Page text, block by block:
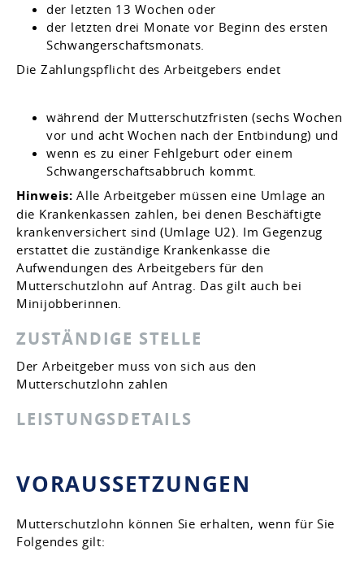
der letzten 13 Wochen oder
der letzten drei Monate vor Beginn des ersten
Schwangerschaftsmonats.
Die Zahlungspflicht des Arbeitgebers endet
während der Mutterschutzfristen (sechs Wochen
vor und acht Wochen nach der Entbindung) und
wenn es zu einer Fehlgeburt oder einem
Schwangerschaftsabbruch kommt.
Hinweis: Alle Arbeitgeber müssen eine Umlage an
die Krankenkassen zahlen, bei denen Beschäftigte
krankenversichert sind (Umlage U2). Im Gegenzug
erstattet die zuständige Krankenkasse die
Aufwendungen des Arbeitgebers für den
Mutterschutzlohn auf Antrag. Das gilt auch bei
Minijobberinnen.
ZUSTÄNDIGE STELLE
Der Arbeitgeber muss von sich aus den
Mutterschutzlohn zahlen
LEISTUNGSDETAILS
VORAUSSETZUNGEN
Mutterschutzlohn können Sie erhalten, wenn für Sie
Folgendes gilt: